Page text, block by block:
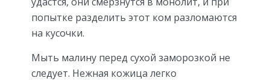
попытке разделить этот ком разломаются
на кусочки.
Мыть малину перед сухой заморозкой не
следует. Нежная кожица легко